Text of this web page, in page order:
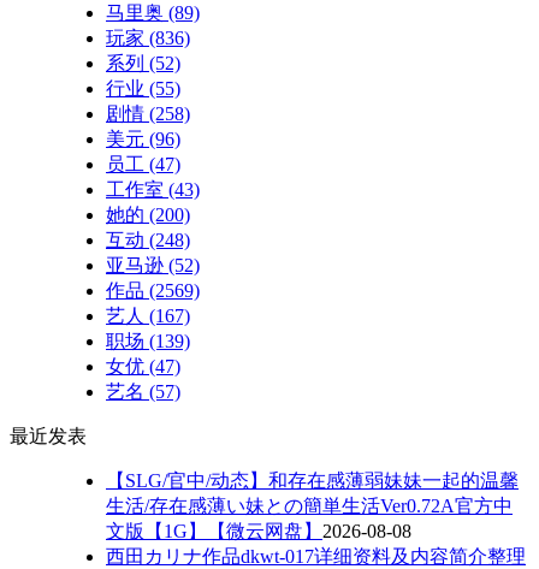
马里奥 (89)
玩家 (836)
系列 (52)
行业 (55)
剧情 (258)
美元 (96)
员工 (47)
工作室 (43)
她的 (200)
互动 (248)
亚马逊 (52)
作品 (2569)
艺人 (167)
职场 (139)
女优 (47)
艺名 (57)
最近发表
【SLG/官中/动态】和存在感薄弱妹妹一起的温馨
生活/存在感薄い妹との簡単生活Ver0.72A官方中
文版【1G】【微云网盘】 2026-08-08
西田カリナ作品dkwt-017详细资料及内容简介整理